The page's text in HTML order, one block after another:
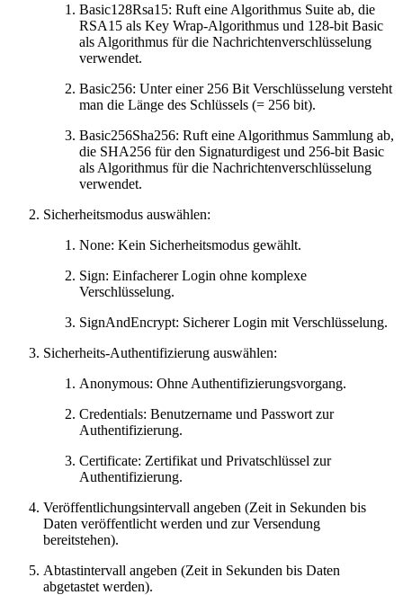
Basic128Rsa15: Ruft eine Algorithmus Suite ab, die
RSA15 als Key Wrap-Algorithmus und 128-bit Basic
als Algorithmus für die Nachrichtenverschlüsselung
verwendet.
Basic256: Unter einer 256 Bit Verschlüsselung versteht
man die Länge des Schlüssels (= 256 bit).
Basic256Sha256: Ruft eine Algorithmus Sammlung ab,
die SHA256 für den Signaturdigest und 256-bit Basic
als Algorithmus für die Nachrichtenverschlüsselung
verwendet.
Sicherheitsmodus auswählen:
None: Kein Sicherheitsmodus gewählt.
Sign: Einfacherer Login ohne komplexe
Verschlüsselung.
SignAndEncrypt: Sicherer Login mit Verschlüsselung.
Sicherheits-Authentifizierung auswählen:
Anonymous: Ohne Authentifizierungsvorgang.
Credentials: Benutzername und Passwort zur
Authentifizierung.
Certificate: Zertifikat und Privatschlüssel zur
Authentifizierung.
Veröffentlichungsintervall angeben (Zeit in Sekunden bis
Daten veröffentlicht werden und zur Versendung
bereitstehen).
Abtastintervall angeben (Zeit in Sekunden bis Daten
abgetastet werden).